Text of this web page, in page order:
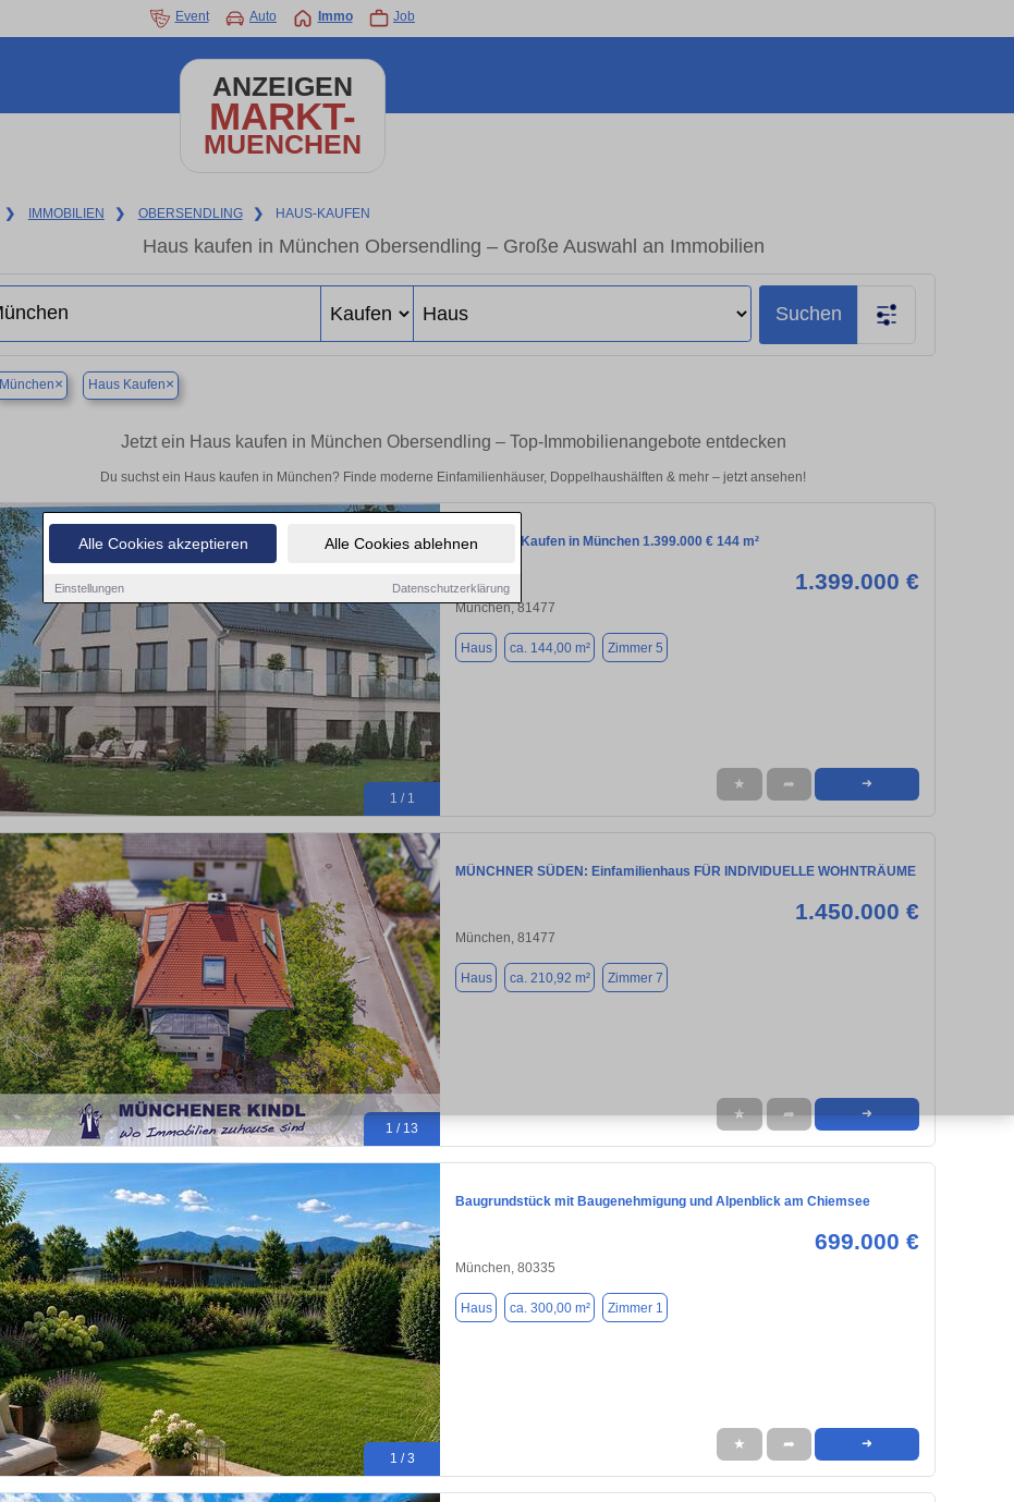
Alle Cookies akzeptieren Alle Cookies ablehnen
Einstellungen Datenschutzerklärung
Event Auto Immo Job
ANZEIGEN
MARKT-
MUENCHEN
❯ IMMOBILIEN ❯ OBERSENDLING ❯ HAUS-KAUFEN
Haus kaufen in München Obersendling – Große Auswahl an Immobilien
Suchen
München× Haus Kaufen×
Jetzt ein Haus kaufen in München Obersendling – Top-Immobilienangebote entdecken
Du suchst ein Haus kaufen in München? Finde moderne Einfamilienhäuser, Doppelhaushälften & mehr – jetzt ansehen!
1 / 1
Haus zum Kaufen in München 1.399.000 € 144 m²
1.399.000 €
München, 81477
Haus ca. 144,00 m² Zimmer 5
★ ➦ ➜
1 / 13
MÜNCHNER SÜDEN: Einfamilienhaus FÜR INDIVIDUELLE WOHNTRÄUME
1.450.000 €
München, 81477
Haus ca. 210,92 m² Zimmer 7
★ ➦ ➜
1 / 3
Baugrundstück mit Baugenehmigung und Alpenblick am Chiemsee
699.000 €
München, 80335
Haus ca. 300,00 m² Zimmer 1
★ ➦ ➜